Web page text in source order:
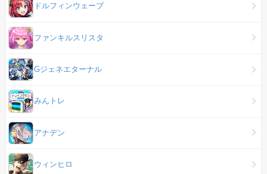
ドルフィンウェーブ
ファンキルスリスタ
Gジェネエターナル
みんトレ
アナデン
ウィンヒロ